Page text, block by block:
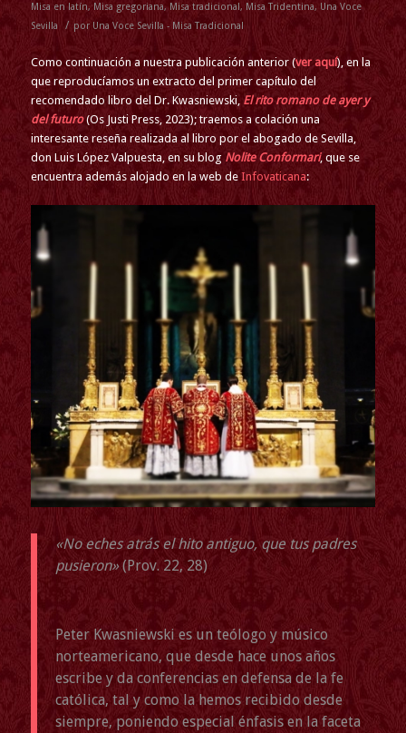
Misa en latín, Misa gregoriana, Misa tradicional , Misa Tridentina, Una Voce
Sevilla
/ por Una Voce Sevilla - Misa Tradicional
Como continuación a nuestra publicación anterior (ver aquí), en la
que reproducíamos un extracto del primer capítulo del
recomendado libro del Dr. Kwasniewski, El rito romano de ayer y
del futuro (Os Justi Press, 2023); traemos a colación una
interesante reseña realizada al libro por el abogado de Sevilla,
don Luis López Valpuesta, en su blog Nolite Conformari, que se
encuentra además alojado en la web de Infovaticana:
«No eches atrás el hito antiguo, que tus padres
pusieron»(Prov. 22, 28)
Peter Kwasniewski es un teólogo y músico
norteamericano, que desde hace unos años
escribe y da conferencias en defensa de la fe
católica, tal y como la hemos recibido desde
siempre, poniendo especial énfasis en la faceta